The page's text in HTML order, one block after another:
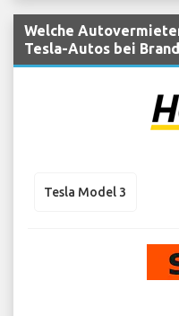
Welche
Tesla-Autos bei
Tesla Model 3